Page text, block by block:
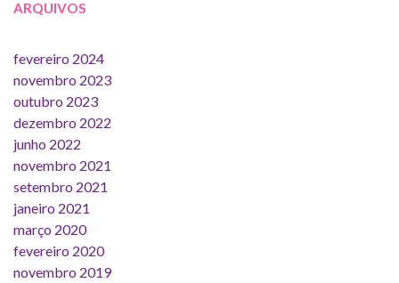
ARQUIVOS
fevereiro 2024
novembro 2023
outubro 2023
dezembro 2022
junho 2022
novembro 2021
setembro 2021
janeiro 2021
março 2020
fevereiro 2020
novembro 2019